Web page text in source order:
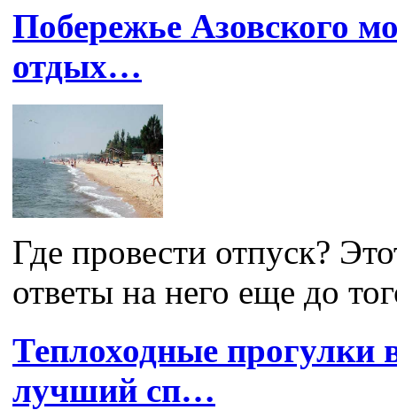
Побережье Азовского
отдых…
Где провести отпуск?
ответы на него еще до
Теплоходные
лучший сп…